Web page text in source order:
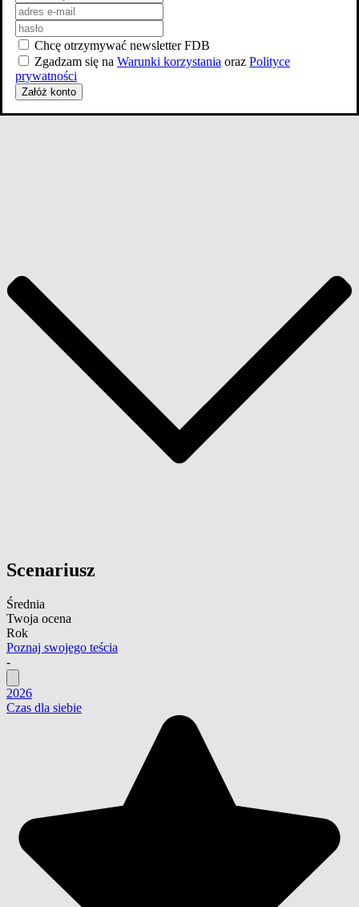
Scenariusz
Średnia
Twoja ocena
Rok
Poznaj swojego teścia
-
2026
Czas dla siebie
Chcę otrzymywać newsletter FDB
Zgadzam się na Warunki korzystania oraz Polityce
prywatności
Załóż konto